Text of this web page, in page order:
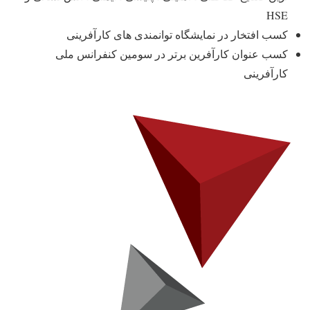
HSE
کسب افتخار در نمایشگاه توانمندی های کارآفرینی
کسب عنوان کارآفرین برتر در سومین کنفرانس ملی
کارآفرینی